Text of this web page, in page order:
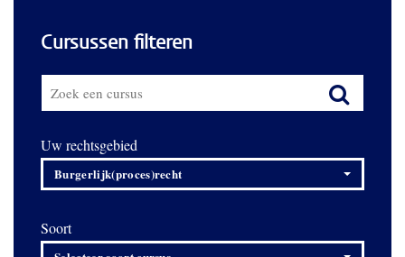
Cursussen filteren
Uw rechtsgebied
Burgerlijk(proces)recht
Soort